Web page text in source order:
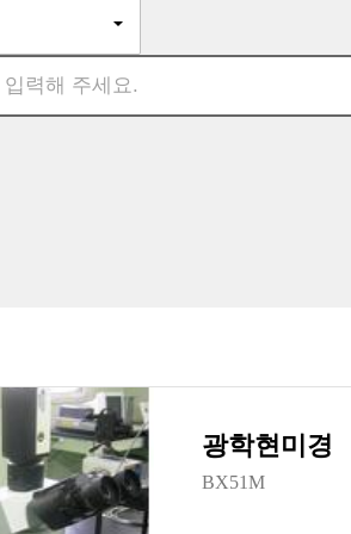
광학현미경
BX51M